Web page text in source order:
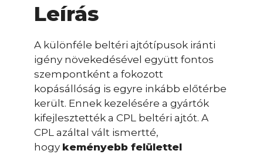
Leírás
A különféle beltéri ajtótípusok iránti
igény növekedésével együtt fontos
szempontként a fokozott
kopásállóság is egyre inkább előtérbe
került. Ennek kezelésére a gyártók
kifejlesztették a CPL beltéri ajtót. A
CPL azáltal vált ismertté,
hogy keményebb felülettel